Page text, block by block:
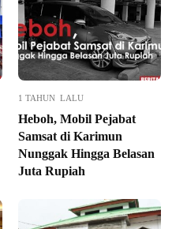
1 TAHUN LALU
Heboh, Mobil Pejabat
Samsat di Karimun
Nunggak Hingga Belasan
Juta Rupiah